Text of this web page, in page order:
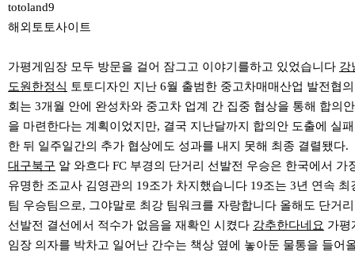
totoland9
해외토토사이트
가평게임장 모두 방문을 걸어 잠그고 이야기를하고 있었습니다 강
도원한정식 토토디자인 지난 6월 출범한 중고차매매산업 발전협의
회는 3개월 안에 완성차와 중고차 업계 간 집중 협상을 통해 합의안
을 마련한다는 계획이었지만, 결국 지난달까지 합의안 도출에 실패
한 뒤 일주일간의 추가 협상에도 성과를 내지 못해 최종 결렬됐다.
대구북구 알 와흐다 FC 부경의 단거리 선발전 우승은 한국에서 가
유명한 조교사 김영관의 19조가 차지했습니다 19조는 3년 연속 최
팀 우승팀으로, 그야말로 최강 팀워크를 자랑합니다 올해도 단거리
선발전 결선에서 적수가 없음을 재확인 시켰다 강추한다네요 가평
임장 의자를 박차고 일어난 간수는 책상 옆에 놓아둔 물통을 들어